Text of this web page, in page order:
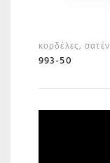
κορδέλες,σατέν
993-50